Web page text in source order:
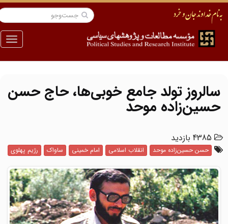
منو
سالروز تولد جامع خوبی‌ها، حاج حسن
حسین‌زاده موحد
4385 بازدید
حسن حسین‌زاده موحد انقلاب اسلامی امام خمینی ساواک رژیم پهلوی